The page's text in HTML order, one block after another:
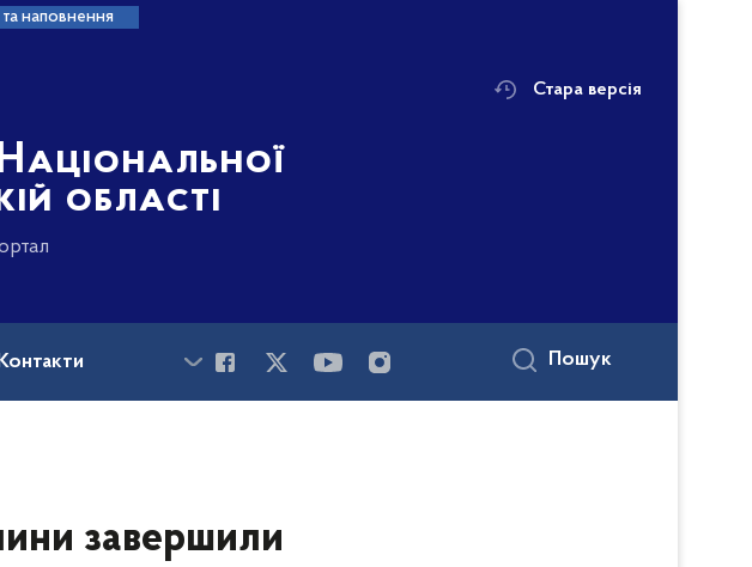
наповнення
області
Стара версія
Пошук
завершили